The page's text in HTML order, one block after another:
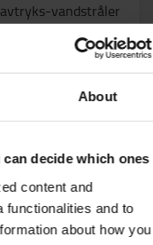
About
decide which ones
content and
functionalities and to
about how you
vandstråler
kr.
BESTIL ONLINE